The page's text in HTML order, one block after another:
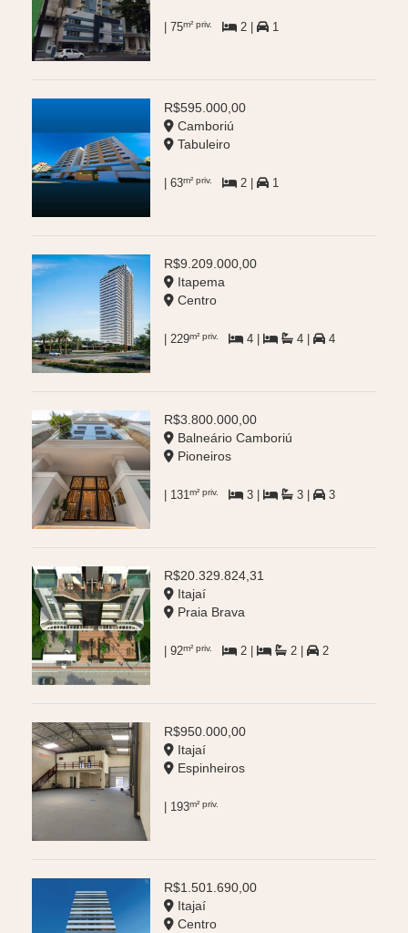
| 75m² priv. 2 | 1
R$595.000,00
Camboriú
Tabuleiro
| 63m² priv. 2 | 1
R$9.209.000,00
Itapema
Centro
| 229m² priv. 4 | 4 | 4
R$3.800.000,00
Balneário Camboriú
Pioneiros
| 131m² priv. 3 | 3 | 3
R$20.329.824,31
Itajaí
Praia Brava
| 92m² priv. 2 | 2 | 2
R$950.000,00
Itajaí
Espinheiros
| 193m² priv.
R$1.501.690,00
Itajaí
Centro